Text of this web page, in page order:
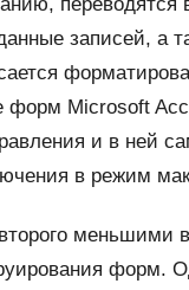
записей, а
форм Microsoft
и в ней
в режим
меньшими
форм.